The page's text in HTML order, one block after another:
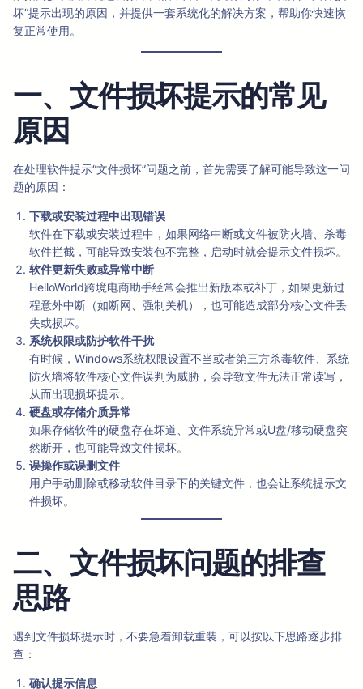
坏”提示出现的原因，并提供一套系统化的解决方案，帮助你快速恢
复正常使用。
一、文件损坏提示的常见
原因
在处理软件提示“文件损坏”问题之前，首先需要了解可能导致这一问
题的原因：
下载或安装过程中出现错误
软件在下载或安装过程中，如果网络中断或文件被防火墙、杀毒
软件拦截，可能导致安装包不完整，启动时就会提示文件损坏。
软件更新失败或异常中断
HelloWorld跨境电商助手经常会推出新版本或补丁，如果更新过
程意外中断（如断网、强制关机），也可能造成部分核心文件丢
失或损坏。
系统权限或防护软件干扰
有时候，Windows系统权限设置不当或者第三方杀毒软件、系统
防火墙将软件核心文件误判为威胁，会导致文件无法正常读写，
从而出现损坏提示。
硬盘或存储介质异常
如果存储软件的硬盘存在坏道、文件系统异常或U盘/移动硬盘突
然断开，也可能导致文件损坏。
误操作或误删文件
用户手动删除或移动软件目录下的关键文件，也会让系统提示文
件损坏。
二、文件损坏问题的排查
思路
遇到文件损坏提示时，不要急着卸载重装，可以按以下思路逐步排
查：
确认提示信息